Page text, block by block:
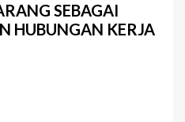
SEBAGAI
HUBUNGAN KERJA